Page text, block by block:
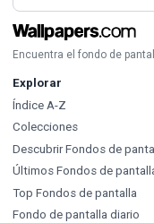
Encuentra el fondo de
Explorar
Índice A-Z
Colecciones
Descubrir Fondos de
Últimos Fondos de
Top Fondos de pantalla
Fondo de pantalla diario